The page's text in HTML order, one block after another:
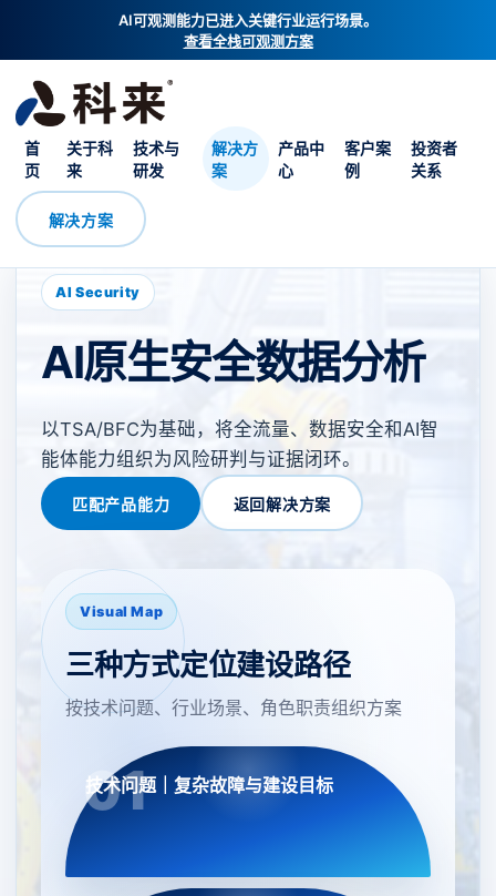
AI可观测能力已进入关键行业运行场景。
查看全栈可观测方案
首
页
关于科
来
技术与
研发
解决方
案
产品中
心
客户案
例
投资者
关系
解决方案
AI Security
AI原生安全数据分析
以TSA/BFC为基础，将全流量、数据安全和AI智
能体能力组织为风险研判与证据闭环。
匹配产品能力 返回解决方案
Visual Map
三种方式定位建设路径
按技术问题、行业场景、角色职责组织方案
技术问题｜复杂故障与建设目标